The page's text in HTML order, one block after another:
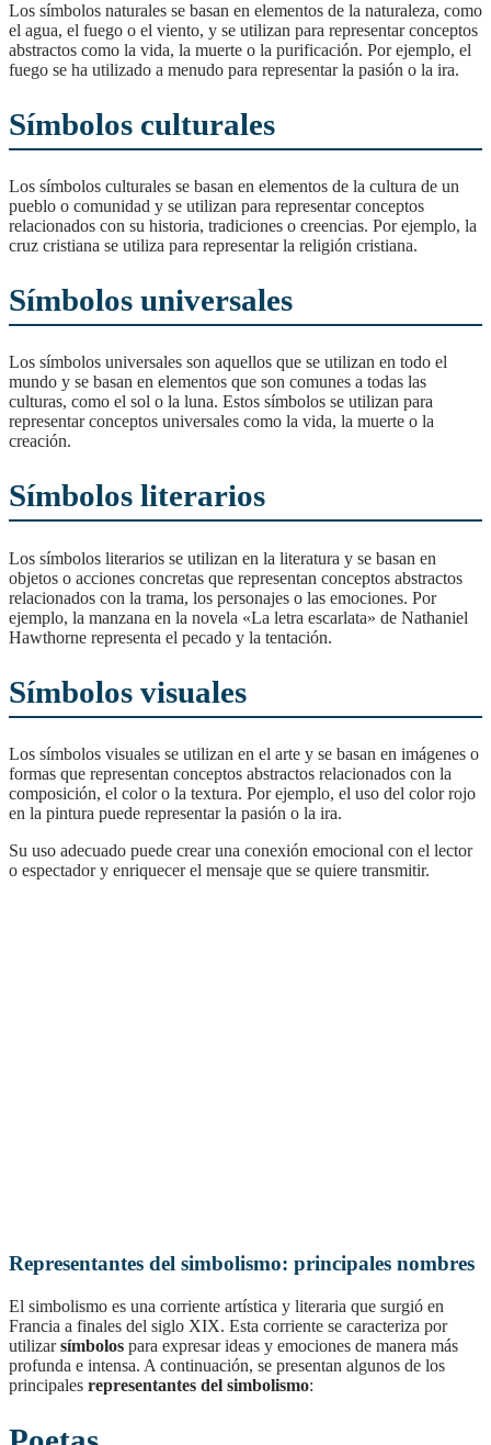
Los símbolos naturales se basan en elementos de la naturaleza, como
el agua, el fuego o el viento, y se utilizan para representar conceptos
abstractos como la vida, la muerte o la purificación. Por ejemplo, el
fuego se ha utilizado a menudo para representar la pasión o la ira.
Símbolos culturales
Los símbolos culturales se basan en elementos de la cultura de un
pueblo o comunidad y se utilizan para representar conceptos
relacionados con su historia, tradiciones o creencias. Por ejemplo, la
cruz cristiana se utiliza para representar la religión cristiana.
Símbolos universales
Los símbolos universales son aquellos que se utilizan en todo el
mundo y se basan en elementos que son comunes a todas las
culturas, como el sol o la luna. Estos símbolos se utilizan para
representar conceptos universales como la vida, la muerte o la
creación.
Símbolos literarios
Los símbolos literarios se utilizan en la literatura y se basan en
objetos o acciones concretas que representan conceptos abstractos
relacionados con la trama, los personajes o las emociones. Por
ejemplo, la manzana en la novela «La letra escarlata» de Nathaniel
Hawthorne representa el pecado y la tentación.
Símbolos visuales
Los símbolos visuales se utilizan en el arte y se basan en imágenes o
formas que representan conceptos abstractos relacionados con la
composición, el color o la textura. Por ejemplo, el uso del color rojo
en la pintura puede representar la pasión o la ira.
Su uso adecuado puede crear una conexión emocional con el lector
o espectador y enriquecer el mensaje que se quiere transmitir.
Representantes del simbolismo: principales nombres
El simbolismo es una corriente artística y literaria que surgió en
Francia a finales del siglo XIX. Esta corriente se caracteriza por
utilizarsímbolos para expresar ideas y emociones de manera más
profunda e intensa. A continuación, se presentan algunos de los
principales representantes del simbolismo: